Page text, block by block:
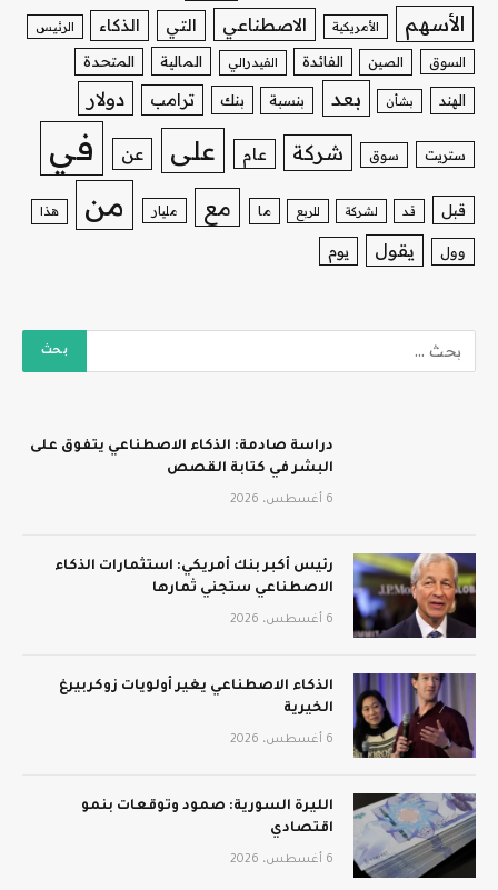
الأسهم الأمريكية الاصطناعي التي الذكاء الرئيس
السوق الصين الفائدة الفيدرالي المالية المتحدة
الهند بشأن بعد بنسبة بنك ترامب دولار
ستريت سوق شركة عام على عن في
قبل قد لشركة للربع ما مع مليار من هذا
وول يقول يوم
دراسة صادمة: الذكاء الاصطناعي يتفوق على
البشر في كتابة القصص
6 أغسطس، 2026
رئيس أكبر بنك أمريكي: استثمارات الذكاء
الاصطناعي ستجني ثمارها
6 أغسطس، 2026
الذكاء الاصطناعي يغير أولويات زوكربيرغ
الخيرية
6 أغسطس، 2026
الليرة السورية: صمود وتوقعات بنمو
اقتصادي
6 أغسطس، 2026